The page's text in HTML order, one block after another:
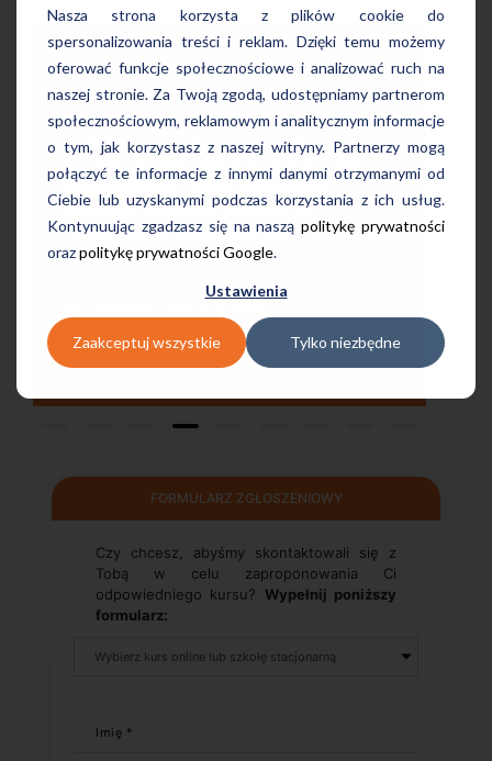
Nasza strona korzysta z plików cookie do
spersonalizowania treści i reklam. Dzięki temu możemy
oferować funkcje społecznościowe i analizować ruch na
naszej stronie. Za Twoją zgodą, udostępniamy partnerom
społecznościowym, reklamowym i analitycznym informacje
o tym, jak korzystasz z naszej witryny. Partnerzy mogą
połączyć te informacje z innymi danymi otrzymanymi od
Ciebie lub uzyskanymi podczas korzystania z ich usług.
Kontynuując zgadzasz się na nasząpolitykę prywatności
orazpolitykę prywatności Google.
Ustawienia
Zaakceptuj wszystkie Tylko niezbędne
mi się
obcym
Uczę się w tej szkole od 4 lat i jestem
bardzo zadowolona. Zajęcia z nativami,
wygodna, nowoczesna szkoła położona
w dogodnej lokalizacji, bo tuż przy
wyjściu z metra, mili pracownicy,
bardzo konkurencyjna cena kursu i
najlepsza Pani manager, która służy
pomocą w każdej chwili! Polecam!
Pani Małgrzata, Warszawa Metro Świętokrzyska
FORMULARZ ZGŁOSZENIOWY
Czy chcesz, abyśmy skontaktowali się z
Tobą w celu zaproponowania Ci
odpowiedniego kursu? Wypełnij poniższy
formularz:
Imię *